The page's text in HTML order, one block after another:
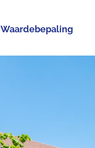
Waardebepaling